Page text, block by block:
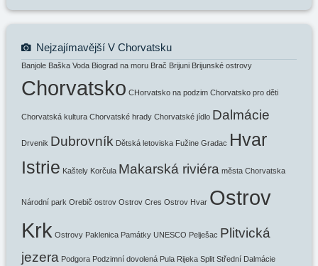
Nejzajímavější V Chorvatsku
Banjole Baška Voda Biograd na moru Brač Brijuni Brijunské ostrovy
Chorvatsko CHorvatsko na podzim Chorvatsko pro děti
Chorvatská kultura Chorvatské hrady Chorvatské jídlo Dalmácie
Drvenik Dubrovník Dětská letoviska Fužine Gradac Hvar
Istrie Kaštely Korčula Makarská riviéra města Chorvatska
Národní park Orebič ostrov Ostrov Cres Ostrov Hvar Ostrov
Krk Ostrovy Paklenica Památky UNESCO Pelješac Plitvická
jezera Podgora Podzimní dovolená Pula Rijeka Split Střední Dalmácie